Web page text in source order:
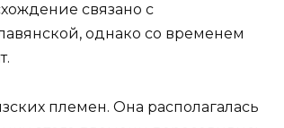
связано с
однако со временем
племен. Она располагалась